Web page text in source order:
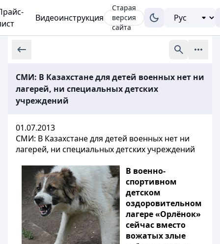
Видеоинструкция
Старая
версия
сайта
СМИ: В Казахстане для детей военных нет ни
лагерей, ни специальных детских
учреждений
01.07.2013
СМИ: В Казахстане для детей военных нет ни
лагерей, ни специальных детских учреждений
В военно-
спортивном
детском
оздоровительном
лагере «Орлёнок»
сейчас вместо
вожатых злые